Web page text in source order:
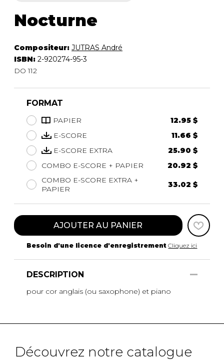
Nocturne
Compositeur: JUTRAS André
ISBN: 2-920274-95-3
DO 112
FORMAT
PAPIER
12.95 $
E-SCORE
11.66 $
E-SCORE EXTRA
25.90 $
COMBO E-SCORE + PAPIER
20.92 $
COMBO E-SCORE EXTRA +
PAPIER
33.02 $
AJOUTER AU PANIER
Besoin d'une licence d'enregistrement Cliquez ici
DESCRIPTION
pour cor anglais (ou saxophone) et piano
Découvrez notre catalogue